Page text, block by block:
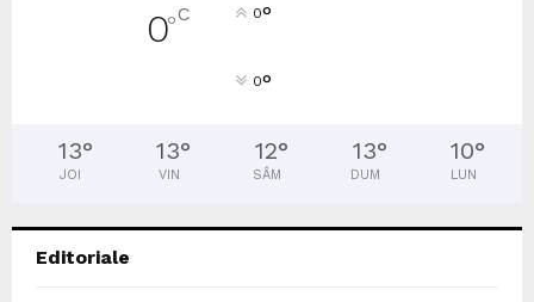
0°C 0°
0°
13°
JOI
13°
VIN
12°
SÂM
13°
DUM
10°
LUN
Editoriale